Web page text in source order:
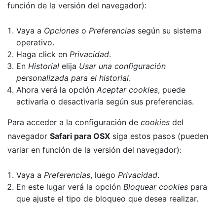
función de la versión del navegador):
Vaya a Opciones o Preferencias según su sistema
operativo.
Haga click en Privacidad.
En Historial elija Usar una configuración
personalizada para el historial.
Ahora verá la opción Aceptar cookies, puede
activarla o desactivarla según sus preferencias.
Para acceder a la configuración de cookies del
navegador Safari para OSX siga estos pasos (pueden
variar en función de la versión del navegador):
Vaya a Preferencias, luego Privacidad.
En este lugar verá la opción Bloquear cookies para
que ajuste el tipo de bloqueo que desea realizar.